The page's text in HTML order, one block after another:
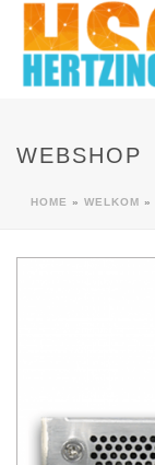
WEBSHOP
HOME » WELKOM »